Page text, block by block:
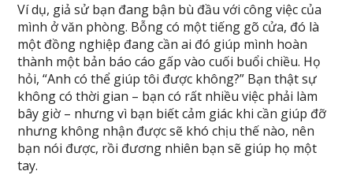
Ví dụ, giả sử bạn đang bận bù đầu với công việc của
mình ở văn phòng. Bỗng có một tiếng gõ cửa, đó là
một đồng nghiệp đang cần ai đó giúp mình hoàn
thành một bản báo cáo gấp vào cuối buổi chiều. Họ
hỏi, “Anh có thể giúp tôi được không?” Bạn thật sự
không có thời gian – bạn có rất nhiều việc phải làm
bây giờ – nhưng vì bạn biết cảm giác khi cần giúp đỡ
nhưng không nhận được sẽ khó chịu thế nào, nên
bạn nói được, rồi đương nhiên bạn sẽ giúp họ một
tay.